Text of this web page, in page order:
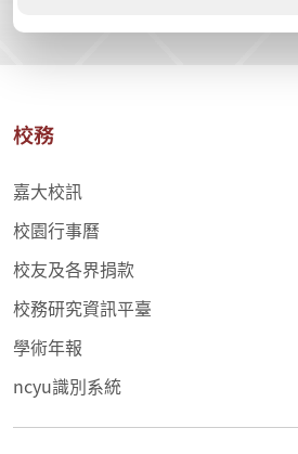
校務
嘉大校訊
校園行事曆
校友及各界捐款
校務研究資訊平臺
學術年報
ncyu識別系統